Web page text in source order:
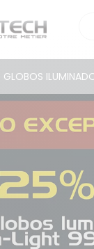
GLOBOS